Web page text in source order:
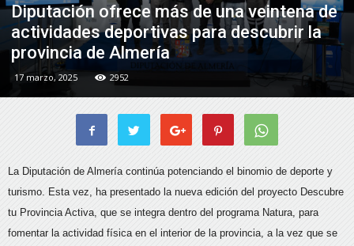
Diputación ofrece más de una veintena de
actividades deportivas para descubrir la
provincia de Almería
17 marzo, 2025 2952
La Diputación de Almería continúa potenciando el binomio de deporte y
turismo. Esta vez, ha presentado la nueva edición del proyecto Descubre
tu Provincia Activa, que se integra dentro del programa Natura, para
fomentar la actividad física en el interior de la provincia, a la vez que se